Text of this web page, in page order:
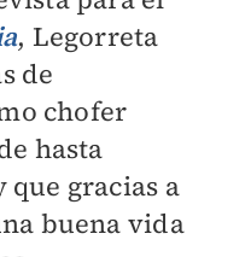
, Legorreta
de
chofer
hasta
que gracias a
buena vida